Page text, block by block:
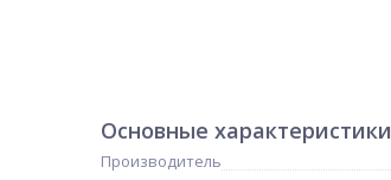
Основные характеристики
Производитель